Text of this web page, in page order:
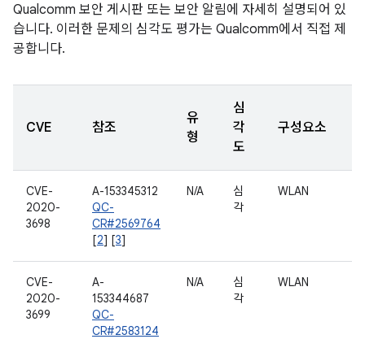
Qualcomm 보안 게시판 또는 보안 알림에 자세히 설명되어 있
습니다. 이러한 문제의 심각도 평가는 Qualcomm에서 직접 제
공합니다.
CVE 참조
유
형
심
각
도
구성요소
CVE-
2020-
3698
A-153345312
QC-
CR#2569764
[2] [3]
N/A
심
각
WLAN
CVE-
2020-
3699
A-
153344687
QC-
CR#2583124
N/A
심
각
WLAN